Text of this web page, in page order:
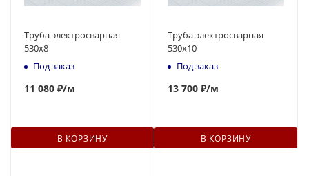
Труба электросварная
530x8
Под заказ
11 080 ₽/м
В КОРЗИНУ
Труба электросварная
530x10
Под заказ
13 700 ₽/м
В КОРЗИНУ